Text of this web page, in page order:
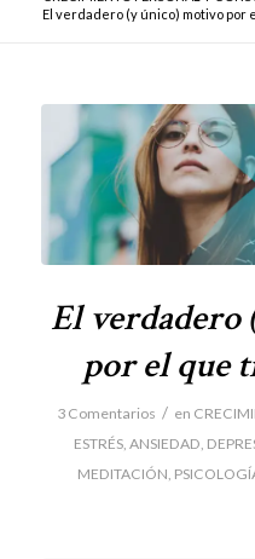
El verdadero (y único) motivo por
El
por el que
3 Comentarios / en
ESTRÉS, ANSIEDAD,
MEDITACIÓN,